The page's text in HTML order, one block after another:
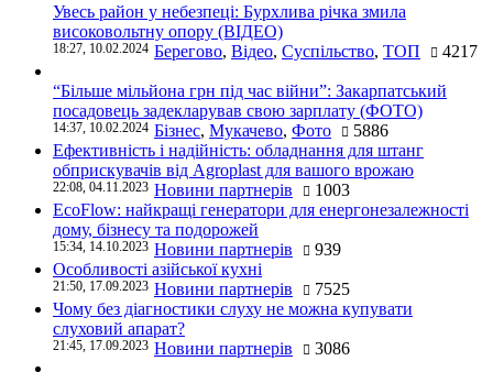
Увесь район у небезпеці: Бурхлива річка змила
високовольтну опору (ВІДЕО)
18:27, 10.02.2024 Берегово, Відео, Суспільство, ТОП 4217
“Більше мільйона грн під час війни”: Закарпатський
посадовець задекларував свою зарплату (ФОТО)
14:37, 10.02.2024 Бізнес, Мукачево, Фото
5886
Ефективність і надійність: обладнання для штанг
обприскувачів від Agroplast для вашого врожаю
22:08, 04.11.2023 Новини партнерів
1003
EcoFlow: найкращі генератори для енергонезалежності
дому, бізнесу та подорожей
15:34, 14.10.2023 Новини партнерів
939
Особливості азійської кухні
21:50, 17.09.2023 Новини партнерів
7525
Чому без діагностики слуху не можна купувати
слуховий апарат?
21:45, 17.09.2023 Новини партнерів 3086